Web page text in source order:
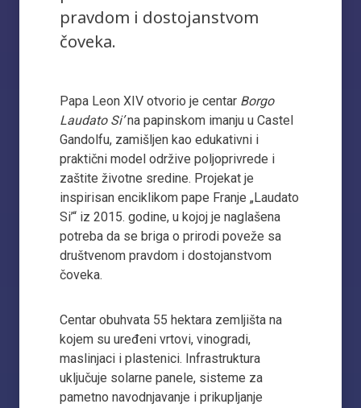
pravdom i dostojanstvom
čoveka.
Papa Leon XIV otvorio je centar Borgo
Laudato Si’na papinskom imanju u Castel
Gandolfu, zamišljen kao edukativni i
praktični model održive poljoprivrede i
zaštite životne sredine. Projekat je
inspirisan enciklikom pape Franje „Laudato
Si’“ iz 2015. godine, u kojoj je naglašena
potreba da se briga o prirodi poveže sa
društvenom pravdom i dostojanstvom
čoveka.
Centar obuhvata 55 hektara zemljišta na
kojem su uređeni vrtovi, vinogradi,
maslinjaci i plastenici. Infrastruktura
uključuje solarne panele, sisteme za
pametno navodnjavanje i prikupljanje